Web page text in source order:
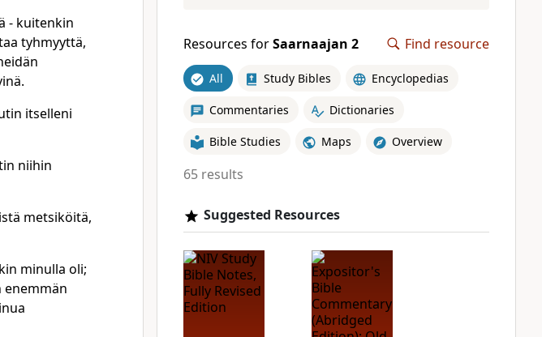
- kuitenkin
tyhmyyttä,
itselleni
niihin
metsiköitä,
minulla oli;
enemmän
Resources forSaarnaajan 2 Find resource
All Study Bibles Encyclopedias
Commentaries Dictionaries
Bible Studies Maps Overview
65 results
Suggested Resources